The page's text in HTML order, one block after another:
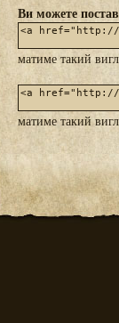
Ви можете
матиме такий
матиме такий